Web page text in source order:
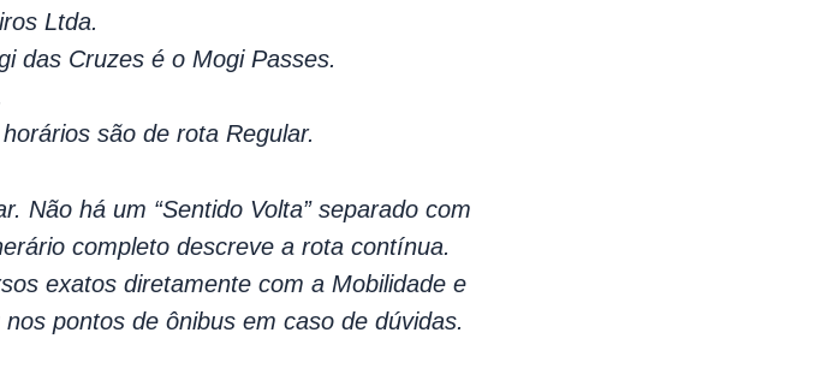
Ltda.
das Cruzes é o Mogi Passes.
são de rota Regular.
Não há um “Sentido Volta” separado com
completo descreve a rota contínua.
exatos diretamente com a Mobilidade e
pontos de ônibus em caso de dúvidas.